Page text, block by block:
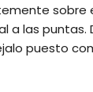
a las
puesto